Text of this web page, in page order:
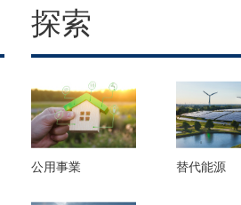
探索
公用事業 替代能源